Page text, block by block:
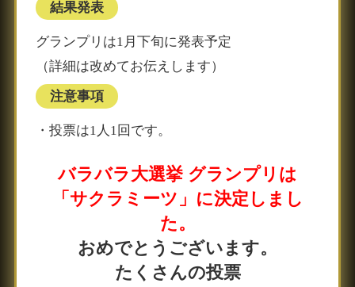
結果発表
グランプリは1月下旬に発表予定
（詳細は改めてお伝えします）
注意事項
・投票は1人1回です。
バラバラ大選挙 グランプリは
「サクラミーツ」に決定しまし
た。
おめでとうございます。
たくさんの投票